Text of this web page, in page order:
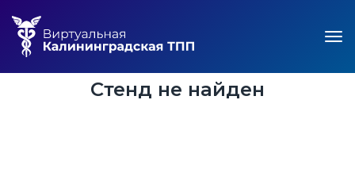
Стенд не найден